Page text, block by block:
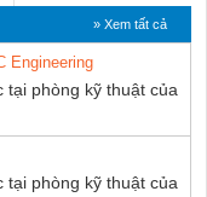
» Xem tất cả
Engineering
tại phòng kỹ thuật của
tại phòng kỹ thuật của